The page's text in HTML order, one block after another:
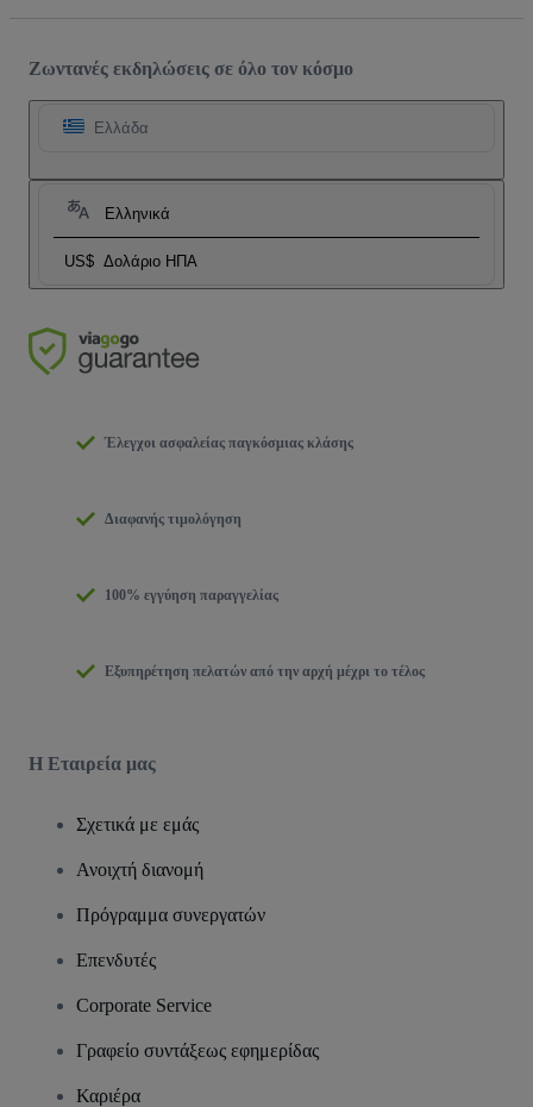
Ζωντανές εκδηλώσεις σε όλο τον κόσμο
Ελλάδα
Ελληνικά
US$ Δολάριο ΗΠΑ
Έλεγχοι ασφαλείας παγκόσμιας κλάσης
Διαφανής τιμολόγηση
100% εγγύηση παραγγελίας
Εξυπηρέτηση πελατών από την αρχή μέχρι το τέλος
Η Εταιρεία μας
Σχετικά με εμάς
Ανοιχτή διανομή
Πρόγραμμα συνεργατών
Επενδυτές
Corporate Service
Γραφείο συντάξεως εφημερίδας
Καριέρα